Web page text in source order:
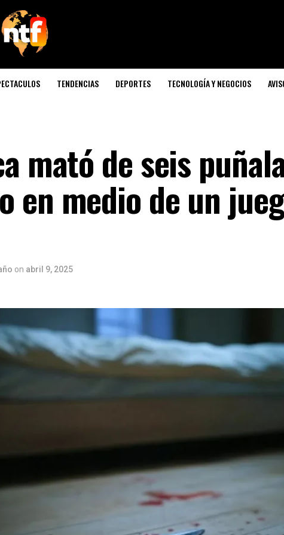
TENDENCIAS DEPORTES TECNOLOGÍA Y NEGOCIOS
mató de seis
en medio de un
on abril 9, 2025